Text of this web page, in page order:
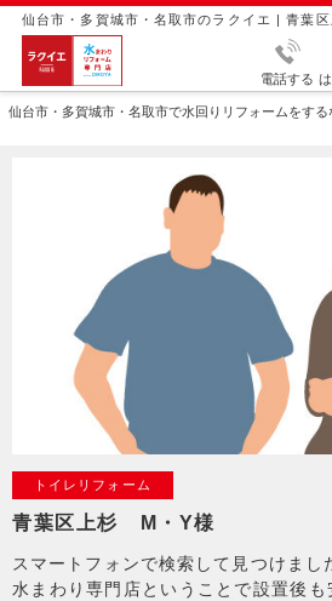
仙台市・多賀城市・名取市のラクイエ | 青葉
電話する
仙台市・多賀城市・名取市で水回りリフォームをする
トイレリフォーム
青葉区上杉 M・Y様
スマートフォンで検索して見つけまし
水まわり専門店ということで設置後も